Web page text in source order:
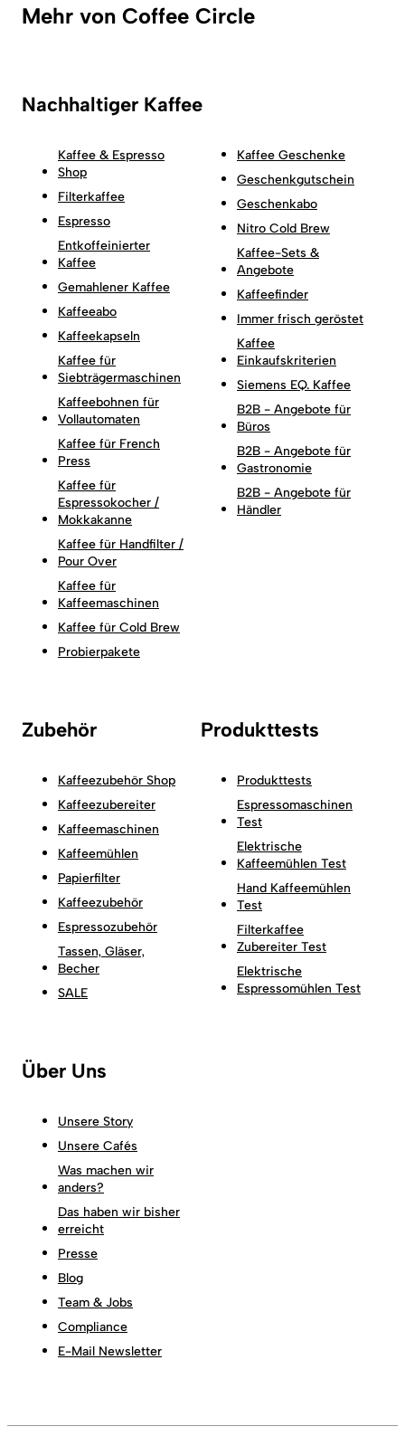
Mehr von Coffee Circle
Nachhaltiger Kaffee
Kaffee & Espresso
Shop
Filterkaffee
Espresso
Entkoffeinierter
Kaffee
Gemahlener Kaffee
Kaffeeabo
Kaffeekapseln
Kaffee für
Siebträgermaschinen
Kaffeebohnen für
Vollautomaten
Kaffee für French
Press
Kaffee für
Espressokocher /
Mokkakanne
Kaffee für Handfilter /
Pour Over
Kaffee für
Kaffeemaschinen
Kaffee für Cold Brew
Probierpakete
Kaffee Geschenke
Geschenkgutschein
Geschenkabo
Nitro Cold Brew
Kaffee-Sets &
Angebote
Kaffeefinder
Immer frisch geröstet
Kaffee
Einkaufskriterien
Siemens EQ. Kaffee
B2B - Angebote für
Büros
B2B - Angebote für
Gastronomie
B2B - Angebote für
Händler
Zubehör
Kaffeezubehör Shop
Kaffeezubereiter
Kaffeemaschinen
Kaffeemühlen
Papierfilter
Kaffeezubehör
Espressozubehör
Tassen, Gläser,
Becher
SALE
Produkttests
Produkttests
Espressomaschinen
Test
Elektrische
Kaffeemühlen Test
Hand Kaffeemühlen
Test
Filterkaffee
Zubereiter Test
Elektrische
Espressomühlen Test
Über Uns
Unsere Story
Unsere Cafés
Was machen wir
anders?
Das haben wir bisher
erreicht
Presse
Blog
Team & Jobs
Compliance
E-Mail Newsletter